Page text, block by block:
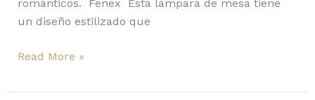
románticos. Fenex Esta lámpara de mesa tiene
un diseño estilizado que
Read More »